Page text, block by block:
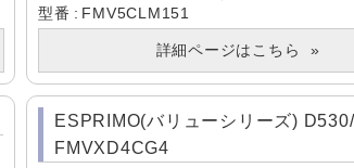
型番
FMV5CLM151
詳細ページはこちら
ESPRIMO(バリューシリーズ)
FMVXD4CG4